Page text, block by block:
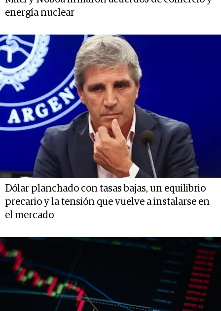
energía nuclear
Dólar planchado con tasas bajas, un equilibrio
precario y la tensión que vuelve a instalarse en
el mercado